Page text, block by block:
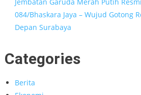
084/Bhaskara Jaya – Wujud Gotong
Depan Surabaya
Categories
Berita